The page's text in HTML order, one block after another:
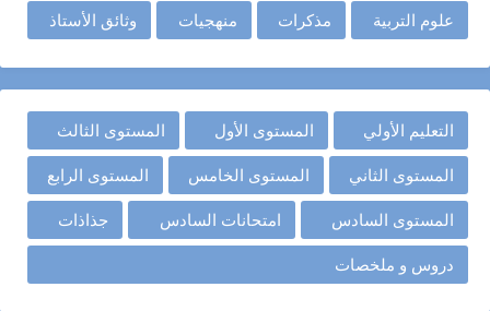
علوم التربية مذكرات منهجيات وثائق الأستاذ
التعليم الأولي المستوى الأول المستوى الثالث
المستوى الثاني المستوى الخامس المستوى الرابع
المستوى السادس امتحانات السادس جذاذات
دروس و ملخصات